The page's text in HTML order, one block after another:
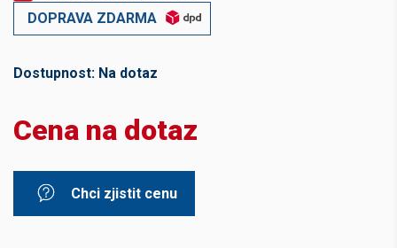
DOPRAVA ZDARMA
Dostupnost: Na dotaz
Cena na dotaz
Chci zjistit cenu